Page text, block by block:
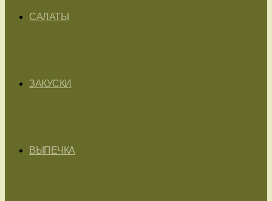
САЛАТЫ
ЗАКУСКИ
ВЫПЕЧКА